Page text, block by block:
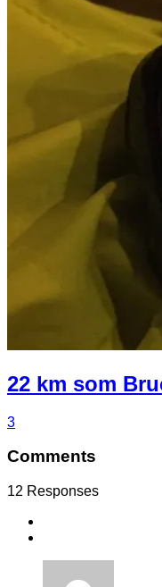
22 km som
3
Comments
12 Responses